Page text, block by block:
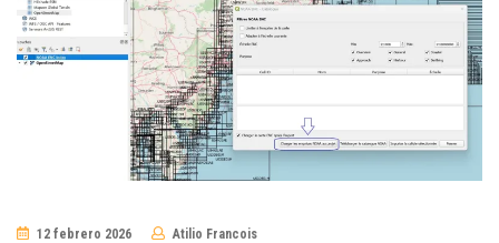
12 febrero 2026 Atilio Francois